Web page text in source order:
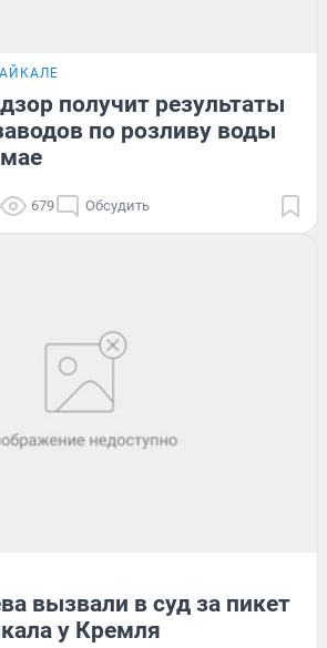
получит результаты
по розливу воды
679 Обсудить
вызвали в суд за пикет
у Кремля